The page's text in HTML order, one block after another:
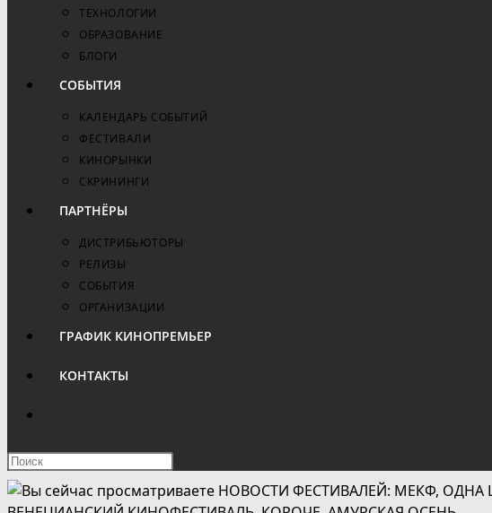
ТЕХНОЛОГИИ
ОБРАЗОВАНИЕ
БЛОГИ
СОБЫТИЯ
КАЛЕНДАРЬ СОБЫТИЙ
ФЕСТИВАЛИ
КИНОРЫНКИ
СКРИНИНГИ
ПАРТНЁРЫ
ДИСТРИБЬЮТОРЫ
РЕЛИЗЫ
СОБЫТИЯ
ОРГАНИЗАЦИИ
ГРАФИК КИНОПРЕМЬЕР
КОНТАКТЫ
ПОИСК
ПО
Нажмите
клавишу
Escape,